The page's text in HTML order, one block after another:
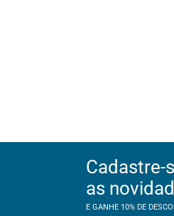
Cadastre-
as
E GANHE 10% DE